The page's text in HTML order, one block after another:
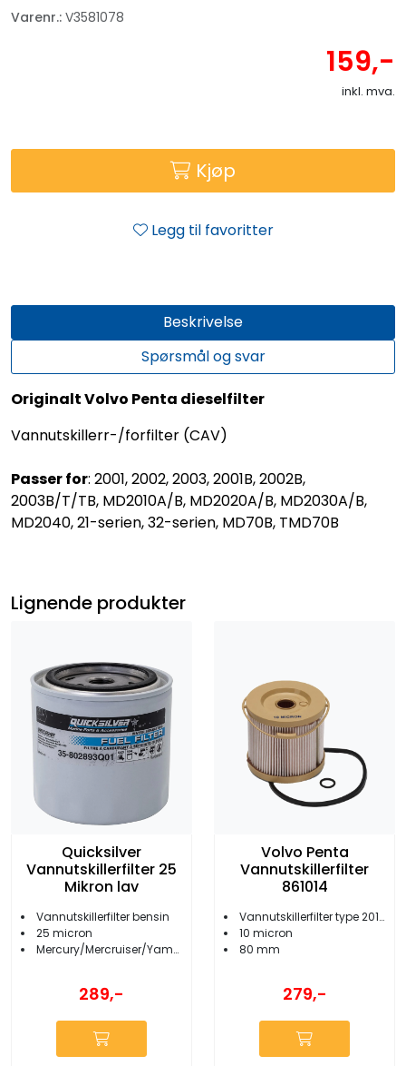
Varenr.: V3581078
159,-
inkl. mva.
Kjøp
Legg til favoritter
Beskrivelse
Spørsmål og svar
Originalt Volvo Penta dieselfilter
Vannutskillerr-/forfilter (CAV)
Passer for: 2001, 2002, 2003, 2001B, 2002B,
2003B/T/TB, MD2010A/B, MD2020A/B, MD2030A/B,
MD2040, 21-serien, 32-serien, MD70B, TMD70B
Lignende produkter
Quicksilver
Vannutskillerfilter 25
Mikron lav
Vannutskillerfilter bensin
25 micron
Mercury/Mercruiser/Yamaha/Suzuki
289,-
Volvo Penta
Vannutskillerfilter
861014
Vannutskillerfilter type 2010
10 micron
80 mm
279,-